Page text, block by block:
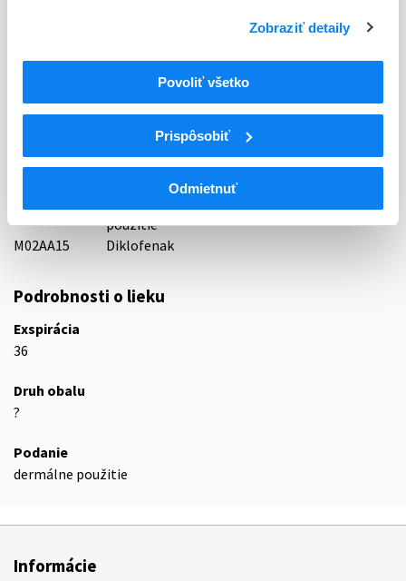
Zobraziť detaily
Povoliť všetko
Prispôsobiť
Odmietnuť
29 - ANTIRHEUMATICA, ANTIPHLOGISTICA, ANTIURATICA
M
Muskuloskeletálny systém
Liečivá proti bolesti kĺbov a svalov na lokálne
použitie
M02A
Liečivá proti bolesti kĺbov a svalov na lokálne
M02AA
použitie
M02AA15
Diklofenak
Podrobnosti o lieku
Exspirácia
36
Druh obalu
?
Podanie
dermálne použitie
Informácie